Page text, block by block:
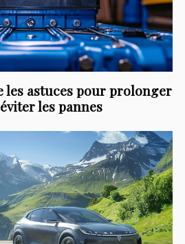
les astuces pour prolonger
les pannes